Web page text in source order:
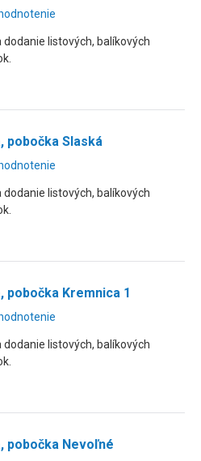
dodanie listových, balíkových
pobočka Slaská
dodanie listových, balíkových
pobočka Kremnica 1
dodanie listových, balíkových
pobočka Nevoľné